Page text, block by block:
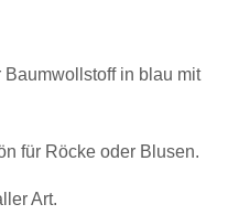
in blau mit
für Röcke oder Blusen.
Art.